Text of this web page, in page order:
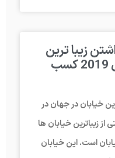
زیبا ترین
خیابان در جهان در سال 2019 کسب
خیابان در جهان در
از زیباترین خیابان ها
تهیه شد که شامل ۲۵ خیابان است. این خیابان